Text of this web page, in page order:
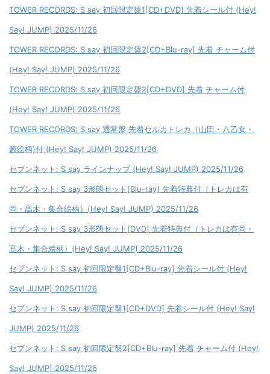
TOWER RECORDS: S say 初回限定盤1[CD+DVD] 先着シール付 (Hey!
Say! JUMP) 2025/11/26
TOWER RECORDS: S say 初回限定盤2[CD+Blu-ray] 先着 チャーム付
(Hey! Say! JUMP) 2025/11/26
TOWER RECORDS: S say 初回限定盤2[CD+DVD] 先着 チャーム付
(Hey! Say! JUMP) 2025/11/26
TOWER RECORDS: S say 通常盤 先着セルカトレカ（山田・八乙女・
藪絵柄)付 (Hey! Say! JUMP) 2025/11/26
セブンネット: S say ラインナップ (Hey! Say! JUMP) 2025/11/26
セブンネット: S say 3形態セット[Blu-ray] 先着特典付（トレカは有
岡・髙木・集合絵柄）(Hey! Say! JUMP) 2025/11/26
セブンネット: S say 3形態セット[DVD] 先着特典付（トレカは有岡・
髙木・集合絵柄）(Hey! Say! JUMP) 2025/11/26
セブンネット: S say 初回限定盤1[CD+Blu-ray] 先着シール付 (Hey!
Say! JUMP) 2025/11/26
セブンネット: S say 初回限定盤1[CD+DVD] 先着シール付 (Hey! Say!
JUMP) 2025/11/26
セブンネット: S say 初回限定盤2[CD+Blu-ray] 先着 チャーム付 (Hey!
Say! JUMP) 2025/11/26